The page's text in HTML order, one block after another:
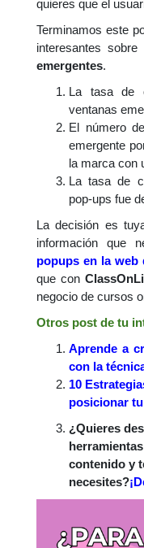
quieres que el
Terminamos este
interesantes sobre
emergentes.
La tasa de
ventanas
El número
emergente
la marca con
La tasa de
pop-ups fue
La decisión es
información que
popups en la web
que con
negocio de cursos
Otros post de tu
Aprende a
con la
10
posicionar
¿Quieres
contenido y
necesites?